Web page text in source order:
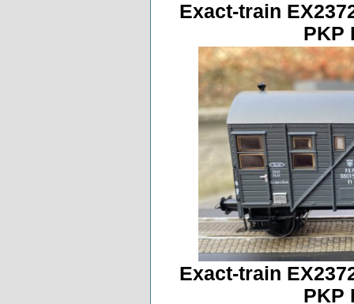
Exact-train
PKP
Exact-train
PKP